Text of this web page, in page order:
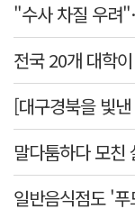
[대구경북을 빛